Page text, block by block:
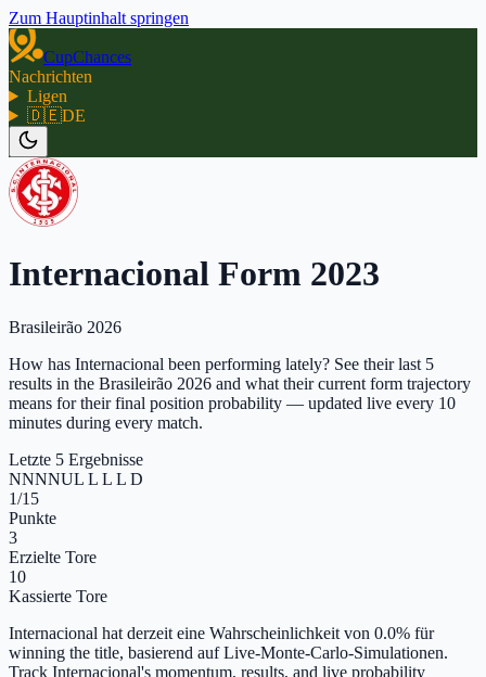
Zum Hauptinhalt springen
CupChances
Nachrichten
Ligen
🇩🇪DE
Internacional Form 2023
Brasileirão 2026
How has Internacional been performing lately? See their last 5
results in the Brasileirão 2026 and what their current form trajectory
means for their final position probability — updated live every 10
minutes during every match.
Letzte 5 Ergebnisse
NNNNUL L L L D
1/15
Punkte
3
Erzielte Tore
10
Kassierte Tore
Internacional hat derzeit eine Wahrscheinlichkeit von 0.0% für
winning the title, basierend auf Live-Monte-Carlo-Simulationen.
Track Internacional's momentum, results, and live probability